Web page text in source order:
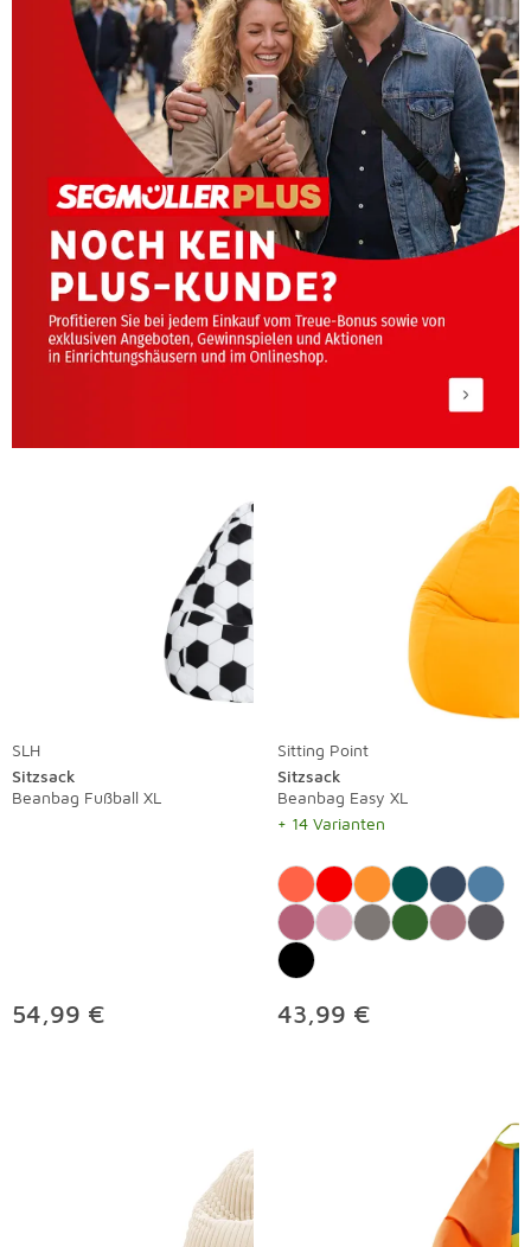
SLH
Sitzsack
Beanbag Fußball XL
54,99 €
Sitting Point
Sitzsack
Beanbag Easy XL
+ 14 Varianten
43,99 €